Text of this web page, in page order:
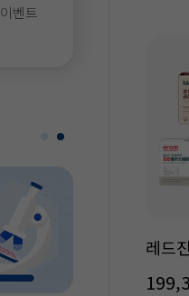
이벤트
레드